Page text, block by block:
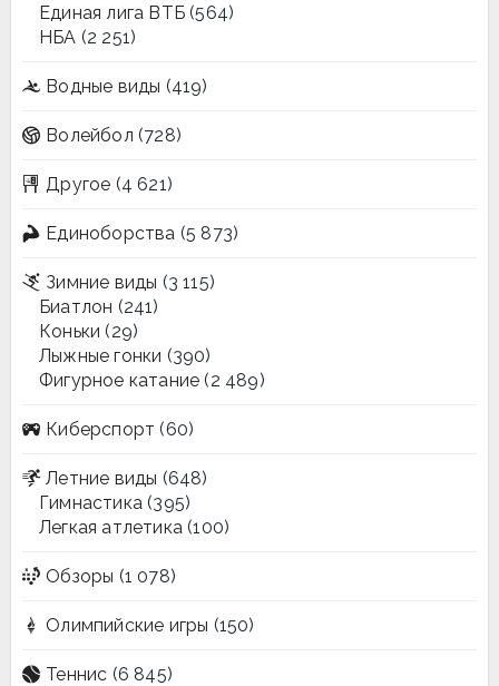
Единая лига ВТБ (564)
НБА (2 251)
Водные виды (419)
Волейбол (728)
Другое (4 621)
Единоборства (5 873)
Зимние виды (3 115)
Биатлон (241)
Коньки (29)
Лыжные гонки (390)
Фигурное катание (2 489)
Киберспорт (60)
Летние виды (648)
Гимнастика (395)
Легкая атлетика (100)
Обзоры (1 078)
Олимпийские игры (150)
Теннис (6 845)